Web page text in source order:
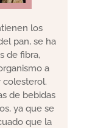
los
pan, se ha
de fibra,
a
colesterol.
de bebidas
ya que se
que la